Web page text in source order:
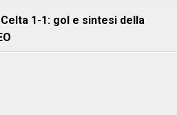
1-1: gol e sintesi della